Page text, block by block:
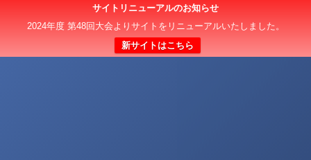
サイトリニューアルのお知らせ
2024年度 第48回大会よりサイトをリニューアルいたしました。
新サイトはこちら